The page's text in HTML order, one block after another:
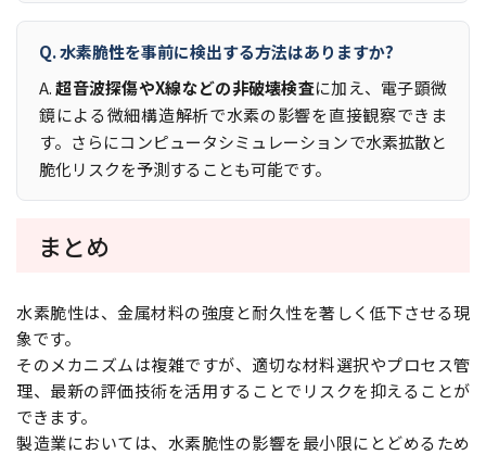
Q. 水素脆性を事前に検出する方法はありますか?
A.超音波探傷やX線などの非破壊検査に加え、電子顕微
鏡による微細構造解析で水素の影響を直接観察できま
す。さらにコンピュータシミュレーションで水素拡散と
脆化リスクを予測することも可能です。
まとめ
水素脆性は、金属材料の強度と耐久性を著しく低下させる現
象です。
そのメカニズムは複雑ですが、適切な材料選択やプロセス管
理、最新の評価技術を活用することでリスクを抑えることが
できます。
製造業においては、水素脆性の影響を最小限にとどめるため